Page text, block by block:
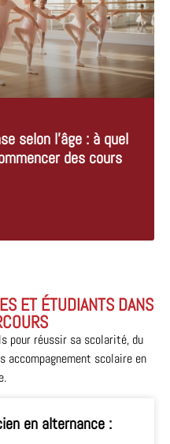
selon l’âge : à quel
des cours
ET ÉTUDIANTS DANS
pour réussir sa scolarité, du
accompagnement scolaire en
en alternance :